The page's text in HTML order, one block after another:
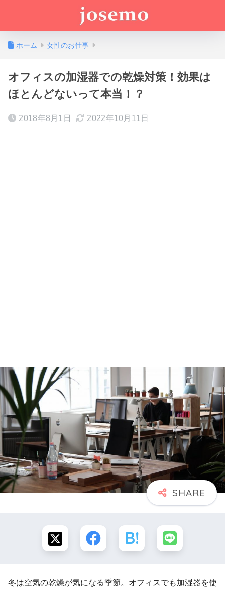
ホーム 女性のお仕事
オフィスの加湿器での乾燥対策！効果は
ほとんどないって本当！？
2018年8月1日 2022年10月11日
冬は空気の乾燥が気になる季節。オフィスでも加湿器を使